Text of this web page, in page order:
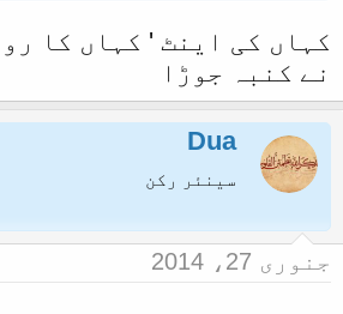
احتجاج عین دینی کام ہوا
یہ کہ جلوس کو بھی آپ
جائز بتارہے ہیں تو کیا
البنیﷺ کے جلوس خوشی کا
اظہارکرنے کے لئے ان
نکالے جاسکتے ہیں ؟؟؟
کہاں کی اینٹ ' کہاں کا
نے کنبہ جوڑا
Dua
سینئر رکن
جنوری 27، 2014